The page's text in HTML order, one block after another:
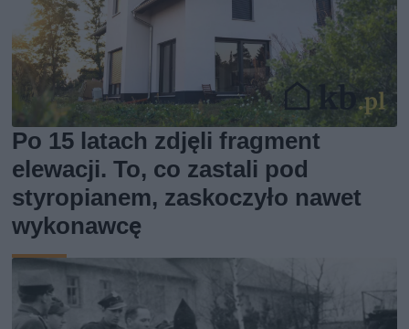
Po 15 latach zdjęli fragment
elewacji. To, co zastali pod
styropianem, zaskoczyło nawet
wykonawcę